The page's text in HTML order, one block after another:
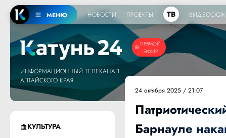
МЕНЮ НОВОСТИ ПРОЕКТЫ ТВ
ПРЯМОЙ
ЭФИР
ИНФОРМАЦИОННЫЙ ТЕЛЕКАНАЛ
АЛТАЙСКОГО КРАЯ
КУЛЬТУРА
24 октября 2025 / 21:07
Барнауле